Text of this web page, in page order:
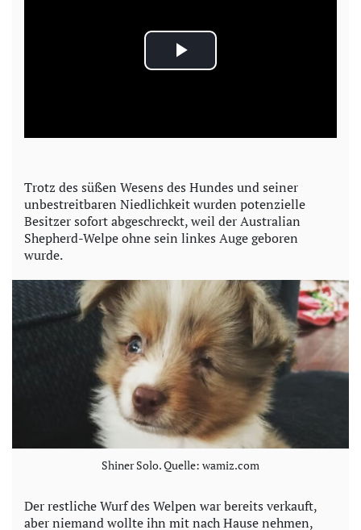
P
a
y
V
i
d
e
o
Trotz des süßen Wesens des Hundes und seiner
unbestreitbaren Niedlichkeit wurden potenzielle
Besitzer sofort abgeschreckt, weil der Australian
Shepherd-Welpe ohne sein linkes Auge geboren
wurde.
Shiner Solo. Quelle: wamiz.com
Der restliche Wurf des Welpen war bereits verkauft,
aber niemand wollte ihn mit nach Hause nehmen,